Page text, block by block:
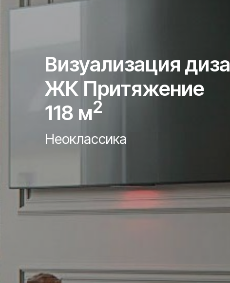
Визуализация
ЖК Притяжение
118 м2
Неоклассика